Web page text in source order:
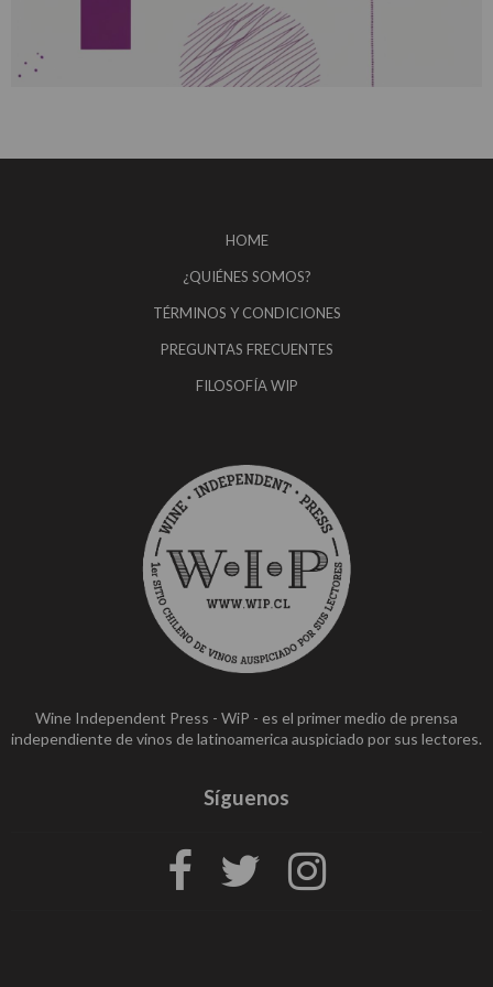
HOME
¿QUIÉNES SOMOS?
TÉRMINOS Y CONDICIONES
PREGUNTAS FRECUENTES
FILOSOFÍA WIP
Wine Independent Press - WiP - es el primer medio de prensa
independiente de vinos de latinoamerica auspiciado por sus lectores.
Síguenos